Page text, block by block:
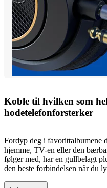
Koble til hvilken som
hodetelefonforsterker
Fordyp deg i favorittalbumene
hjemme, TV-en eller den
følger med, har en gullbelagt
den beste forbindelsen når du